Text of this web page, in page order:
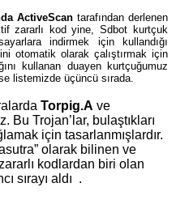
ActiveScan tarafından derlenen
zararlı kod yine, Sdbot kurtçuk
indirmek için kullandığı
otomatik olarak çalıştırmak için
kullanan duayen kurtçuğumuz
listemizde üçüncü sırada.
Torpig.A ve
Bu Trojan’lar, bulaştıkları
için tasarlanmışlardır.
olarak bilinen ve
kodlardan biri olan
sırayı aldı .